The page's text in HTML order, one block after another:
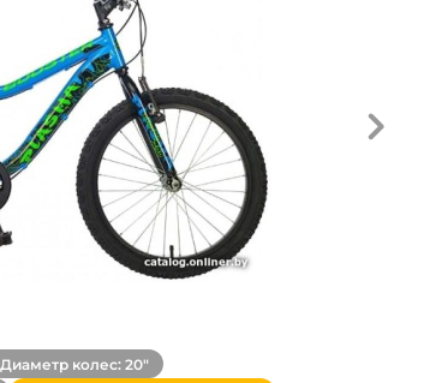
Диаметр колес: 20"